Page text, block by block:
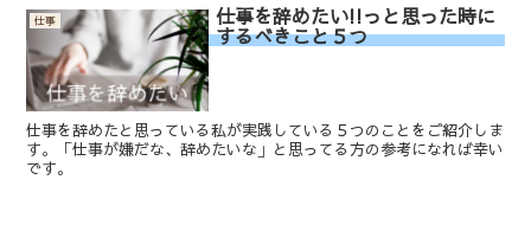
仕事 仕事を辞めたい!!っと思った時に
するべきこと５つ
仕事を辞めたと思っている私が実践している５つのことをご紹介しま
す。「仕事が嫌だな、辞めたいな」と思ってる方の参考になれば幸い
です。